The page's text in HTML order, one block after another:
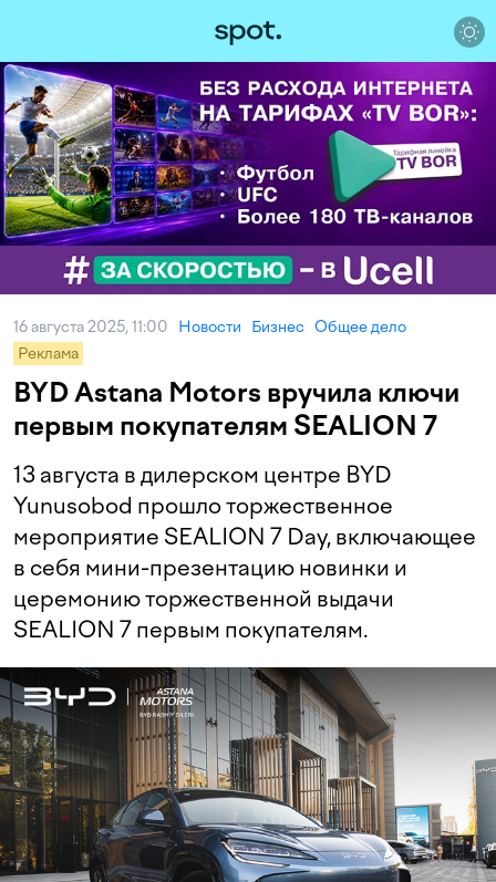
16 августа 2025, 11:00 Новости Бизнес Общее дело
Реклама
BYD Astana Motors вручила ключи
первым покупателям SEALION 7
13 августа в дилерском центре BYD
Yunusobod прошло торжественное
мероприятие SEALION 7 Day, включающее
в себя мини-презентацию новинки и
церемонию торжественной выдачи
SEALION 7 первым покупателям.